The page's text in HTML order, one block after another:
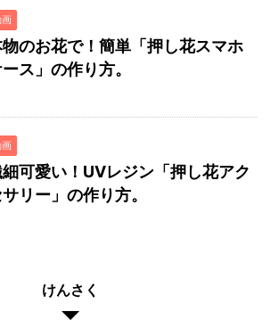
のお花で！簡単「押し花スマホ
ス」の作り方。
可愛い！UVレジン「押し花アク
リー」の作り方。
けんさく